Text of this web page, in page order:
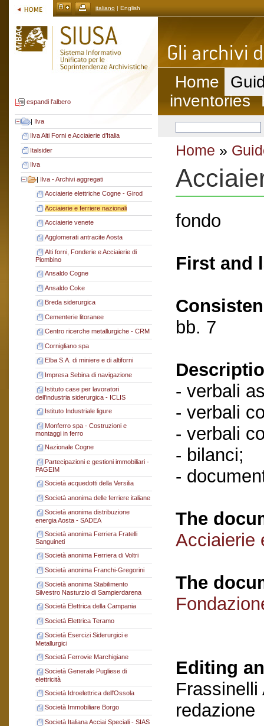
italiano | English
espandi l'albero
| Ilva
Ilva Alti Forni e Acciaierie d’Italia
Italsider
Ilva
| Ilva - Archivi aggregati
Acciaierie elettriche Cogne - Girod
Acciaierie e ferriere nazionali
Acciaierie venete
Agglomerati antracite Aosta
Alti forni, Fonderie e Acciaierie di
Piombino
Ansaldo Cogne
Ansaldo Coke
Breda siderurgica
Cementerie litoranee
Centro ricerche metallurgiche - CRM
Cornigliano spa
Elba S.A. di miniere e di altiforni
Impresa Sebina di navigazione
Istituto case per lavoratori
dell'industria siderurgica - ICLIS
Istituto Industriale ligure
Monferro spa - Costruzioni e
montaggi in ferro
Nazionale Cogne
Partecipazioni e gestioni immobiliari -
PAGEIM
Società acquedotti della Versilia
Società anonima delle ferriere italiane
Società anonima distribuzione
energia Aosta - SADEA
Società anonima Ferriera Fratelli
Sanguineti
Società anonima Ferriera di Voltri
Società anonima Franchi-Gregorini
Società anonima Stabilimento
Silvestro Nasturzio di Sampierdarena
Società Elettrica della Campania
Società Elettrica Teramo
Società Esercizi Siderurgici e
Metallurgici
Società Ferrovie Marchigiane
Società Generale Pugliese di
elettricità
Società Idroelettrica dell'Ossola
Società Immobiliare Borgo
Società Italiana Acciai Speciali - SIAS
Home
inventories
Home »
fondo
First and
bb. 7
- verbali
- verbali
- verbali
- bilanci;
-
The
Acciaierie
The
Editing
Frassinelli
redazione